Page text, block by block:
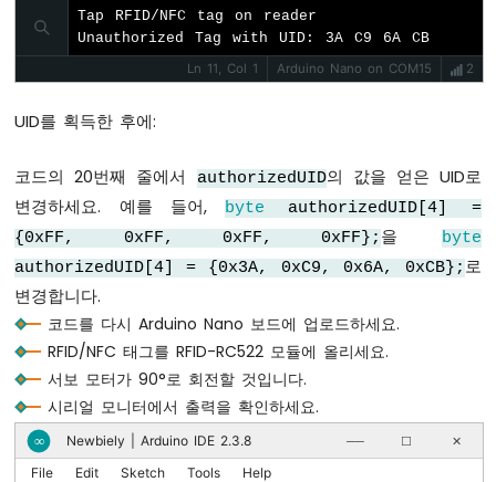
이
노
노
가
변
저
항
기
페
이
드
LED
아
이
노
나
Tap RFID/NFC tag on reader
Unauthorized Tag with UID: 3A C9 6A CB
Ln 11, Col 1
Arduino Nano on COM15 2
UID를 획득한 후에:
코드의 20번째 줄에서 authorizedUID의 값을 얻은 UID로
변경하세요. 예를 들어,byte authorizedUID[4] =
{0xFF, 0xFF, 0xFF, 0xFF}; 을
byte
authorizedUID[4] = {0x3A, 0xC9, 0x6A, 0xCB};로
변경합니다.
코드를 다시 Arduino Nano 보드에 업로드하세요.
RFID/NFC 태그를 RFID-RC522 모듈에 올리세요.
서보 모터가 90°로 회전할 것입니다.
시리얼 모니터에서 출력을 확인하세요.
∞ Newbiely | Arduino IDE 2.3.8 ── ☐ ✕
File Edit Sketch Tools Help